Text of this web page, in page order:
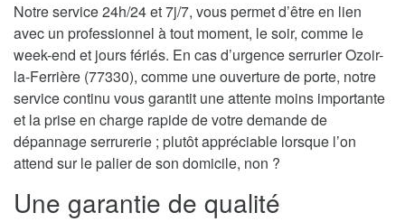
Notre service 24h/24 et 7j/7, vous permet d’être en lien
avec un professionnel à tout moment, le soir, comme le
week-end et jours fériés. En cas d’urgence serrurier Ozoir-
la-Ferrière (77330), comme une ouverture de porte, notre
service continu vous garantit une attente moins importante
et la prise en charge rapide de votre demande de
dépannage serrurerie ; plutôt appréciable lorsque l’on
attend sur le palier de son domicile, non ?
Une garantie de qualité